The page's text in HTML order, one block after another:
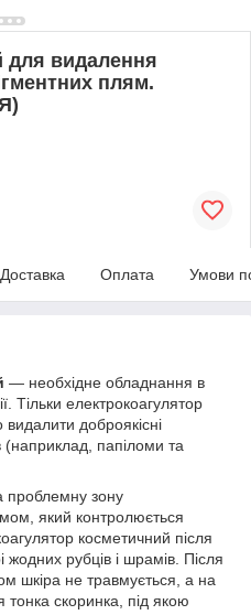
для видалення
плям.
Доставка Оплата Умови
— необхідне обладнання в
Тільки електрокоагулятор
доброякісні
(наприклад, папіломи та
проблемну зону
який контролюється
косметичний після
рубців і шрамів. Після
шкіра не травмується, а на
тонка скоринка, під якою